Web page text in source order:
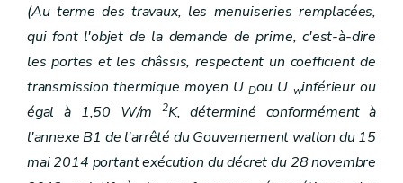
(Au terme des travaux, les menuiseries remplacées,
qui font l'objet de la demande de prime, c'est-à-dire
les portes et les châssis, respectent un coefficient de
transmission thermique moyen U Dou U winférieur ou
égal à 1,50 W/m2K, déterminé conformément à
l'annexe B1 de l'arrêté du Gouvernement wallon du 15
mai 2014 portant exécution du décret du 28 novembre